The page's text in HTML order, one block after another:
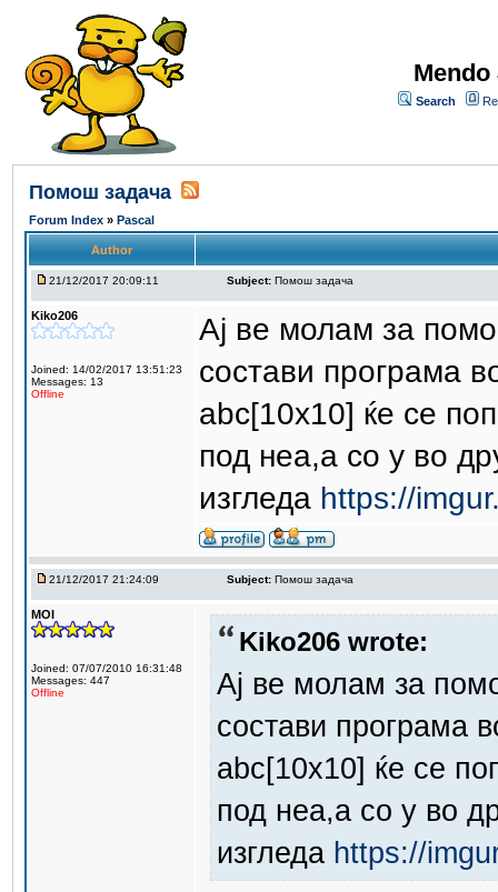
Search
Помош задача
Forum Index » Pascal
Author
21/12/2017 20:09:11 Subject: Помош задача
Kiko206
Joined: 14/02/2017 13:51:23
Messages: 13
Offline
Ај ве молам за
состави програма
abc[10x10] ќе се
под неа,а со y во
изгледа https://
21/12/2017 21:24:09 Subject: Помош задача
MOI
Joined: 07/07/2010 16:31:48
Messages: 447
Offline
Kiko206 wrote:
Ај ве молам за
состави програма
abc[10x10] ќе се
под неа,а со y во
изгледа https://